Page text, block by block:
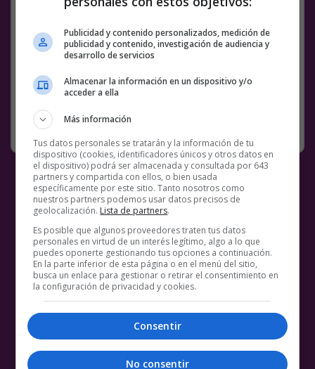
Facebook
Twitter
WhatsApp
Gmail
Meneame
Copy
IBAI IBAI LLANOS VÍDEOS 1 COMENTARIO
RANDOM 7 JUNIO, 2021
Publicidad y contenido personalizados, medición de
publicidad y contenido, investigación de audiencia y
desarrollo de servicios
Almacenar la información en un dispositivo y/o
acceder a ella
Más información
Tus datos personales se tratarán y la información de tu
dispositivo (cookies, identificadores únicos y otros datos en
el dispositivo) podrá ser almacenada y consultada por 643
partners y compartida con ellos, o bien usada
específicamente por este sitio. Tanto nosotros como
nuestros partners podemos usar datos precisos de
geolocalización. Lista de partners.
Es posible que algunos proveedores traten tus datos
personales en virtud de un interés legítimo, algo a lo que
puedes oponerte gestionando tus opciones a continuación.
En la parte inferior de esta página o en el menú del sitio,
busca un enlace para gestionar o retirar el consentimiento en
la configuración de privacidad y cookies.
Consentir
No consentir